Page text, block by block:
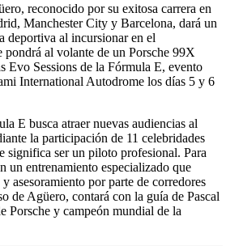
reconocido por su exitosa carrera en
Manchester City y Barcelona, dará un
deportiva al incursionar en el
al volante de un Porsche 99X
Evo Sessions de la Fórmula E, evento
International Autodrome los días 5 y 6
E busca atraer nuevas audiencias al
la participación de 11 celebridades
significa ser un piloto profesional. Para
un entrenamiento especializado que
asesoramiento por parte de corredores
de Agüero, contará con la guía de Pascal
Porsche y campeón mundial de la